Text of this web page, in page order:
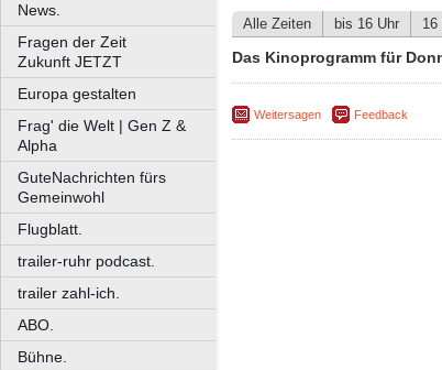
News.
Fragen der Zeit
Zukunft JETZT
Europa gestalten
Frag' die Welt | Gen Z &
Alpha
GuteNachrichten fürs
Gemeinwohl
Flugblatt.
trailer-ruhr podcast.
trailer zahl-ich.
ABO.
Bühne.
Alle Zeiten bis 16 Uhr 16
Das Kinoprogramm für
Weitersagen Feedback